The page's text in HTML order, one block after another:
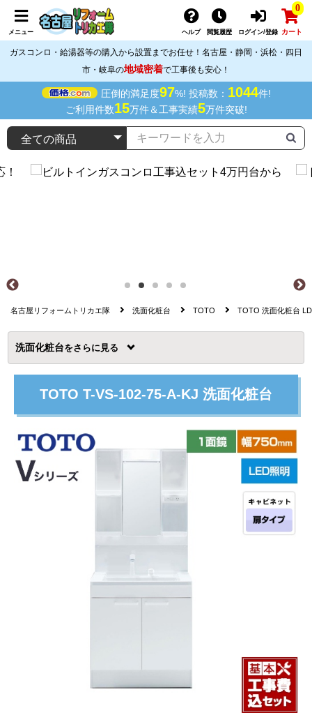
メニュー ヘルプ 閲覧履歴 ログイン/登録
0
カート
ガスコンロ・給湯器等の購入から設置までお任せ！名古屋・静岡・浜松・四日
市・岐阜の地域密着で工事後も安心！
圧倒的満足度97%! 投稿数： 1044件!
ご利用件数15万件＆工事実績5万件突破!
名古屋リフォームトリカエ隊 洗面化粧台 TOTO TOTO 洗面化粧台
洗面化粧台を
TOTO T-VS-102-75-A-KJ 洗面化粧台